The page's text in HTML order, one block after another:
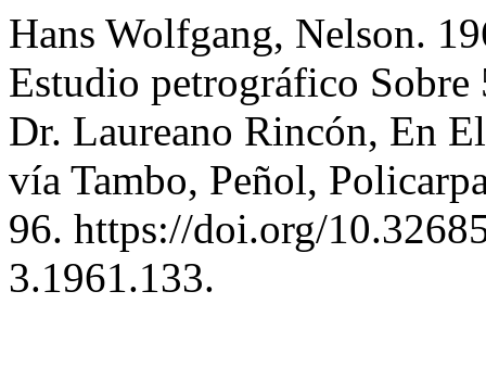
Hans Wolfgang, Nelson.
Estudio petrográfico Sobre
Dr. Laureano Rincón, En
vía Tambo, Peñol,
96. https://doi.org/
3.1961.133.